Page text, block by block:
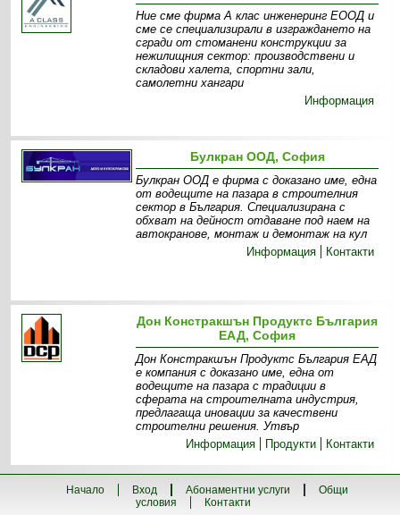
Ние сме фирма А клас инженеринг ЕООД и
сме се специализирали в изграждането на
сгради от стоманени конструкции за
нежилищния сектор: производствени и
складови халета, спортни зали,
самолетни хангари
Информация
Булкран ООД, София
Булкран ООД е фирма с доказано име, една
от водещите на пазара в строителния
сектор в България. Специализирана с
обхват на дейност отдаване под наем на
автокранове, монтаж и демонтаж на кул
Информация
Контакти
Дон Констракшън Продуктс България
ЕАД, София
Дон Констракшън Продуктс България ЕАД
е компания с доказано име, една от
водещите на пазара с традиции в
сферата на строителната индустрия,
предлагаща иновации за качествени
строителни решения. Утвър
Информация
Продукти Контакти
Начало Вход Абонаментни услуги
Общи
условия
Контакти